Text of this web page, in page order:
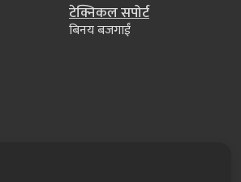
टेक्निकल सपोर्ट
बिनय बजगाईं